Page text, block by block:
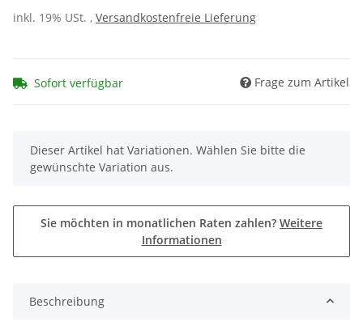
inkl. 19% USt. , Versandkostenfreie Lieferung
Sofort verfügbar Frage zum Artikel
x
Dieser Artikel hat Variationen. Wählen Sie bitte die
gewünschte Variation aus.
Sie möchten in monatlichen Raten zahlen? Weitere
Informationen
Beschreibung